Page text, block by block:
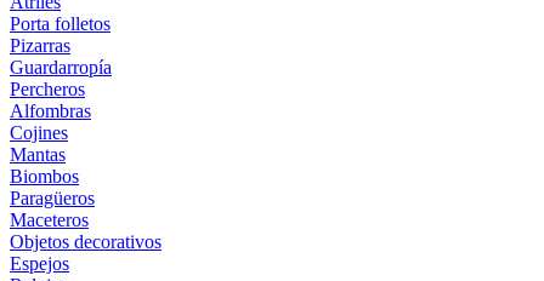
Porta folletos
Pizarras
Guardarropía
Percheros
Alfombras
Cojines
Mantas
Biombos
Paragüeros
Maceteros
Objetos decorativos
Espejos